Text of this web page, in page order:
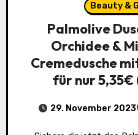
Beauty &
Palmolive
Orchidee &
Cremedusche
für nur
29. November 2023